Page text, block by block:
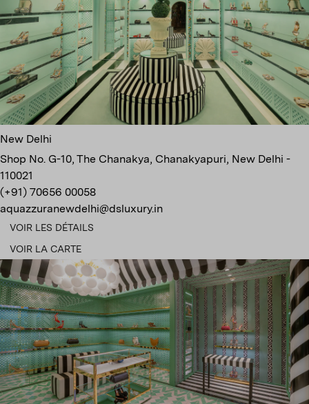
New Delhi
Shop No. G-10, The Chanakya, Chanakyapuri, New Delhi -
110021
(+91) 70656 00058
aquazzuranewdelhi@dsluxury.in
VOIR LES DÉTAILS
VOIR LA CARTE